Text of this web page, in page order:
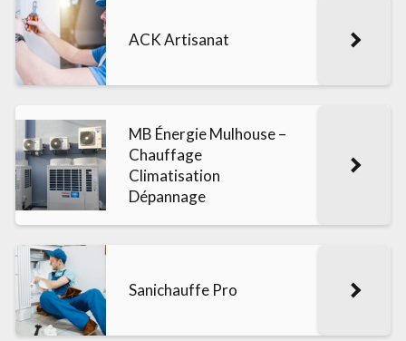
ACK Artisanat
MB Énergie Mulhouse –
Chauffage
Climatisation
Dépannage
Sanichauffe Pro